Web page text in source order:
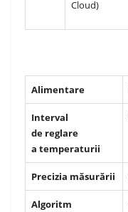
Cloud)
Alimentare
Interval
de reglare
a temperaturii
Precizia măsurării
Algoritm